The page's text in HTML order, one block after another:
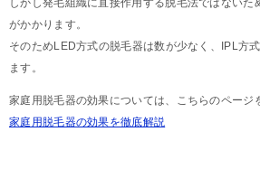
がかかります。
そのためLED方式の脱毛器は数が少なく、IPL方
ます。
家庭用脱毛器の効果については、こちらのページ
家庭用脱毛器の効果を徹底解説